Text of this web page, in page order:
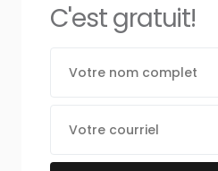
C'est gratuit!